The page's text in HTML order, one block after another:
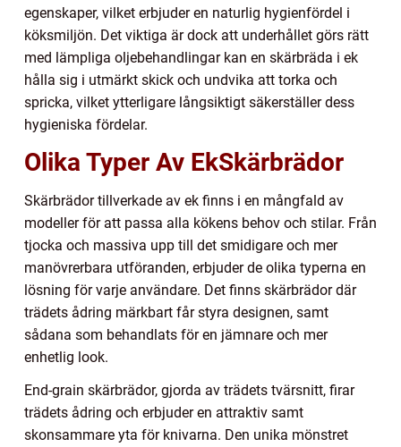
egenskaper, vilket erbjuder en naturlig hygienfördel i
köksmiljön. Det viktiga är dock att underhållet görs rätt
med lämpliga oljebehandlingar kan en skärbräda i ek
hålla sig i utmärkt skick och undvika att torka och
spricka, vilket ytterligare långsiktigt säkerställer dess
hygieniska fördelar.
Olika Typer Av EkSkärbrädor
Skärbrädor tillverkade av ek finns i en mångfald av
modeller för att passa alla kökens behov och stilar. Från
tjocka och massiva upp till det smidigare och mer
manövrerbara utföranden, erbjuder de olika typerna en
lösning för varje användare. Det finns skärbrädor där
trädets ådring märkbart får styra designen, samt
sådana som behandlats för en jämnare och mer
enhetlig look.
End-grain skärbrädor, gjorda av trädets tvärsnitt, firar
trädets ådring och erbjuder en attraktiv samt
skonsammare yta för knivarna. Den unika mönstret